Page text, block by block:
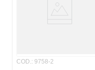
COD.: 9758-2